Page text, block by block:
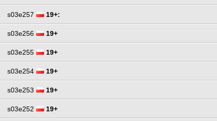
s03e257 19+:
s03e256 19+
s03e255 19+
s03e254 19+
s03e253 19+
s03e252 19+